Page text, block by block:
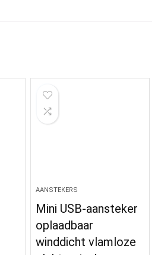
AANSTEKERS
Mini USB-aansteker
oplaadbaar
winddicht vlamloze